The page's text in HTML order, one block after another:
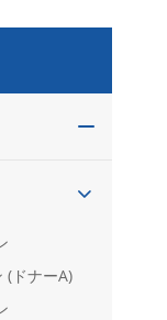


(ドナーA)